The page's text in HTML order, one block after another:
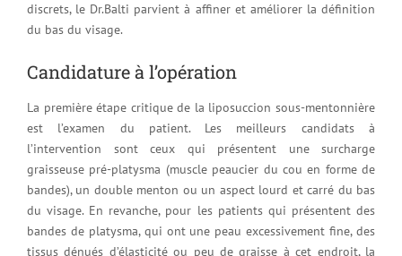
discrets, le Dr.Balti parvient à affiner et améliorer la définition
du bas du visage.
Candidature à l’opération
La première étape critique de la liposuccion sous-mentonnière
est l’examen du patient. Les meilleurs candidats à
l’intervention sont ceux qui présentent une surcharge
graisseuse pré-platysma (muscle peaucier du cou en forme de
bandes), un double menton ou un aspect lourd et carré du bas
du visage. En revanche, pour les patients qui présentent des
bandes de platysma, qui ont une peau excessivement fine, des
tissus dénués d’élasticité ou peu de graisse à cet endroit, la